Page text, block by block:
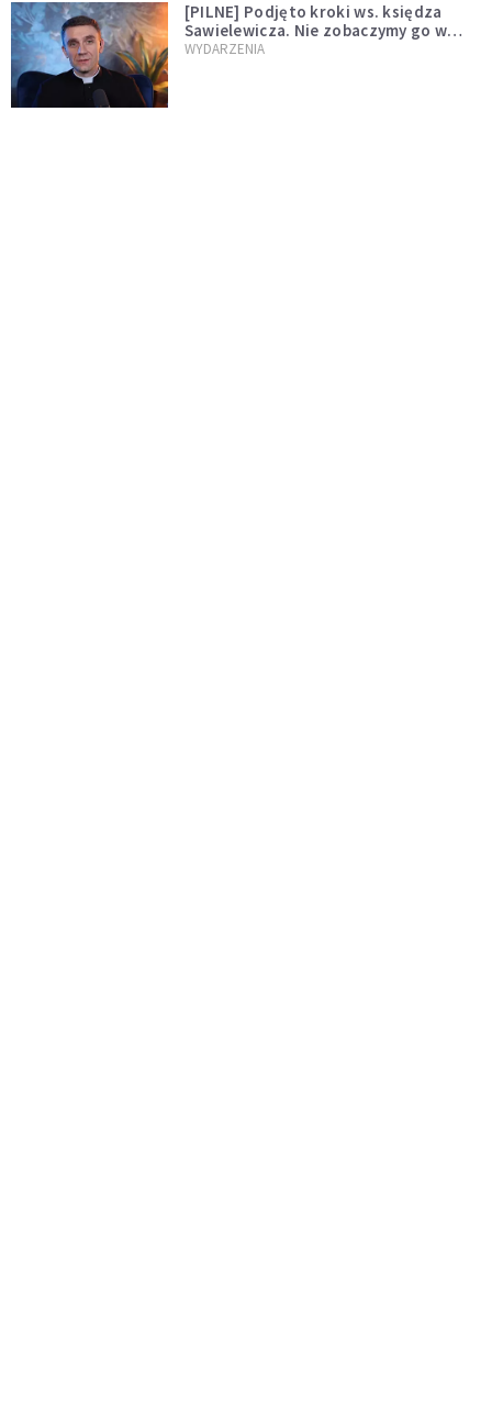
[PILNE] Podjęto kroki ws. księdza
Sawielewicza. Nie zobaczymy go w
mediach
WYDARZENIA